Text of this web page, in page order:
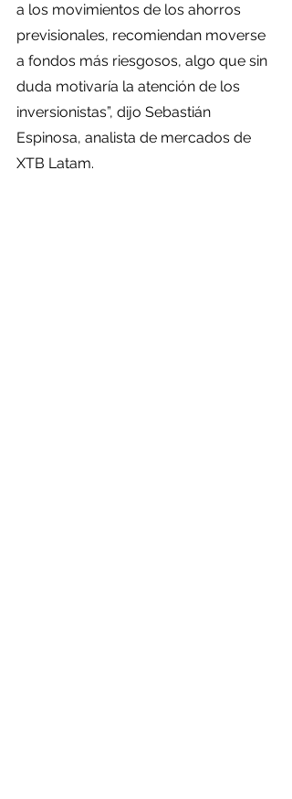
a los movimientos de los ahorros
previsionales, recomiendan moverse
a fondos más riesgosos, algo que sin
duda motivaría la atención de los
inversionistas”, dijo Sebastián
Espinosa, analista de mercados de
XTB Latam.